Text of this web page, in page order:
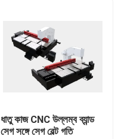
ধাতু কাজ CNC উল্লম্ব ব্যান্ড
সেগ সঙ্গে সেগ বেল্ট গতি